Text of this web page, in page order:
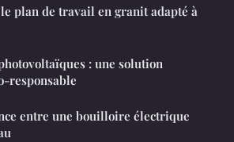
plan de travail en granit adapté à
: une solution
responsable
entre une bouilloire électrique